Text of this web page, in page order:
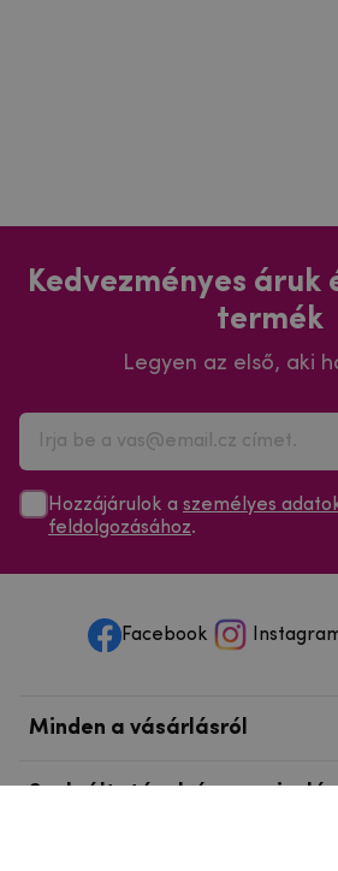
Kedvezményes áruk
termék
Legyen az első, aki
Hozzájárulok a személyes
feldolgozásához.
Facebook
Minden a vásárlásról